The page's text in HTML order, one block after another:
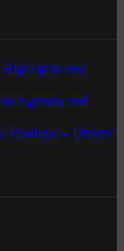
und
in Agonda und
Thailand – Unsere